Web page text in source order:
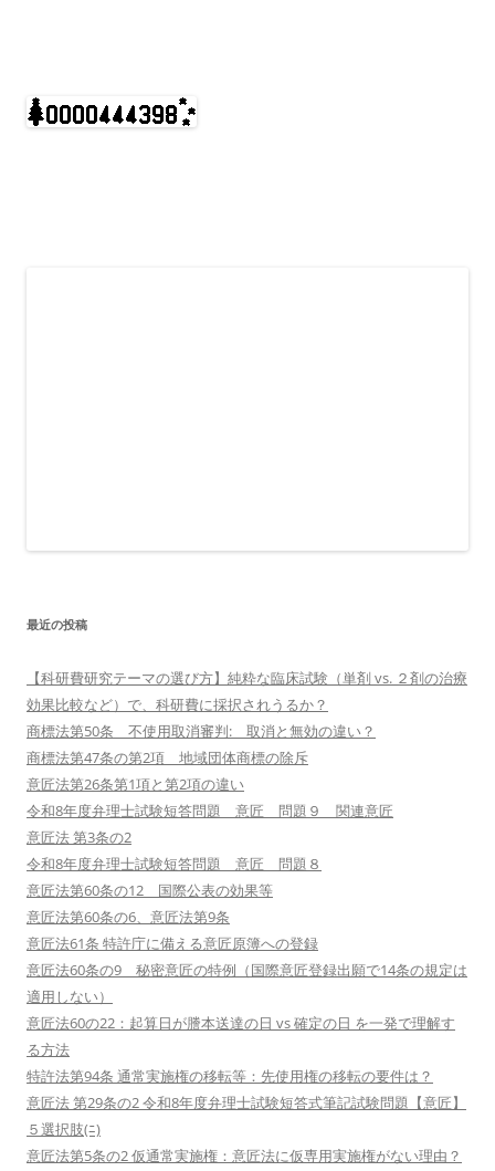
最近の投稿
【科研費研究テーマの選び方】純粋な臨床試験（単剤 vs. ２剤の治療
効果比較など）で、科研費に採択されうるか？
商標法第50条 不使用取消審判: 取消と無効の違い？
商標法第47条の第2項 地域団体商標の除斥
意匠法第26条第1項と第2項の違い
令和8年度弁理士試験短答問題 意匠 問題９ 関連意匠
意匠法 第3条の2
令和8年度弁理士試験短答問題 意匠 問題８
意匠法第60条の12 国際公表の効果等
意匠法第60条の6、意匠法第9条
意匠法61条 特許庁に備える意匠原簿への登録
意匠法60条の9 秘密意匠の特例（国際意匠登録出願で14条の規定は
適用しない）
意匠法60の22：起算日が謄本送達の日 vs 確定の日 を一発で理解す
る方法
特許法第94条 通常実施権の移転等：先使用権の移転の要件は？
意匠法 第29条の2 令和8年度弁理士試験短答式筆記試験問題【意匠】
５選択肢(ﾆ)
意匠法第5条の2 仮通常実施権：意匠法に仮専用実施権がない理由？